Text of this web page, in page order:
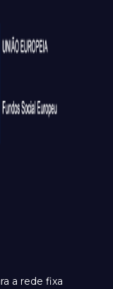
a rede fixa